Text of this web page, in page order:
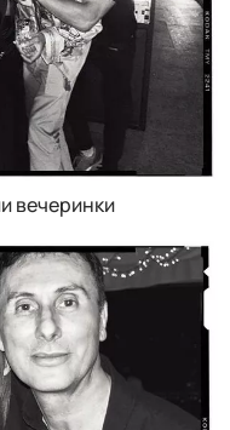
вечеринки